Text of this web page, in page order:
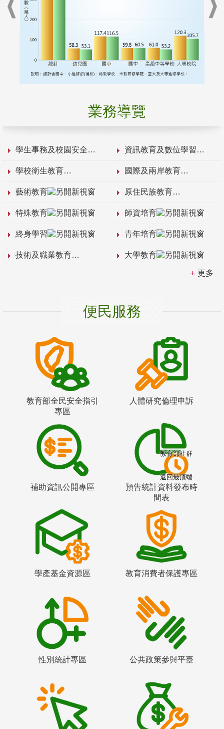
業務導覽
學生事務及校園安全 資訊教育及數位學習
學校衛生教育 國際及兩岸教育
藝術教育 原住民族教育
特殊教育 師資培育
終身學習 青年培育
技術及職業教育 大學教育
更多
便民服務
教育部全民安全指引
專區
人體研究倫理申訴
補助資訊公開專區
預告統計資料發布時
間表
學產基金資源區 教育消費者保護專區
性別統計專區 公共政策參與平臺
教育部社群
返回最頂端